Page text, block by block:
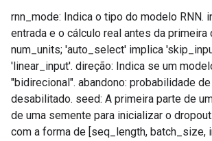
rnn_mode: Indica o tipo do modelo RNN.
entrada e o cálculo real antes da
num_units; 'auto_select' implica
'linear_input'. direção: Indica se um
"bidirecional". abandono: probabilidade
desabilitado. seed: A primeira parte de
de uma semente para inicializar o
com a forma de [seq_length,